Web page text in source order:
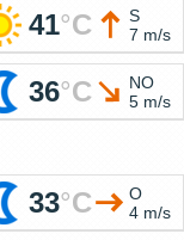
41°C
S
7 m/s
36°C
NO
5 m/s
33°C
O
4 m/s